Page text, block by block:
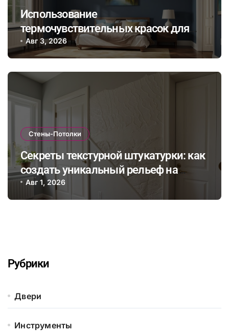
Использование
термочувствительных красок для
стен: как цвет меняется в
зависимости от температуры и
создаёт впечатляющий эффект
Авг 3, 2026
Стены-Потолки
Секреты текстурной штукатурки: как
создать уникальный рельеф на
стенах с помощью подручных
материалов и необычных
Авг 1, 2026
Рубрики
Двери
Инструменты